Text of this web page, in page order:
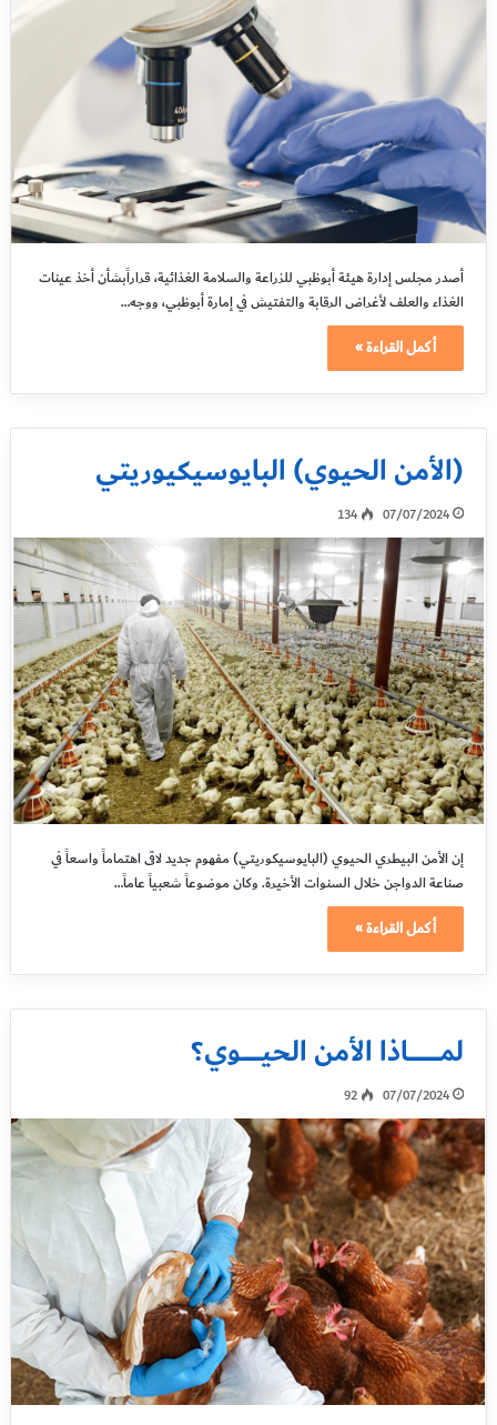
أصدر مجلس إدارة هيئة أبوظبي للزراعة والسلامة الغذائية، قراراًبشأن أخذ عينات
الغذاء والعلف لأغراض الرقابة والتفتيش في إمارة أبوظبي، ووجه…
أكمل القراءة »
(الأمن الحيوي) البايوسيكيوريتي
07/07/2024
134
إن الأمن البيطري الحيوي (البايوسيكوريتي) مفهوم جديد لاقى اهتماماً واسعاً في
صناعة الدواجن خلال السنوات الأخيرة. وكان موضوعاً شعبياً عاماً…
أكمل القراءة »
لمــــــــــــــاذا الأمن الحيـــــــــوي؟
07/07/2024
92